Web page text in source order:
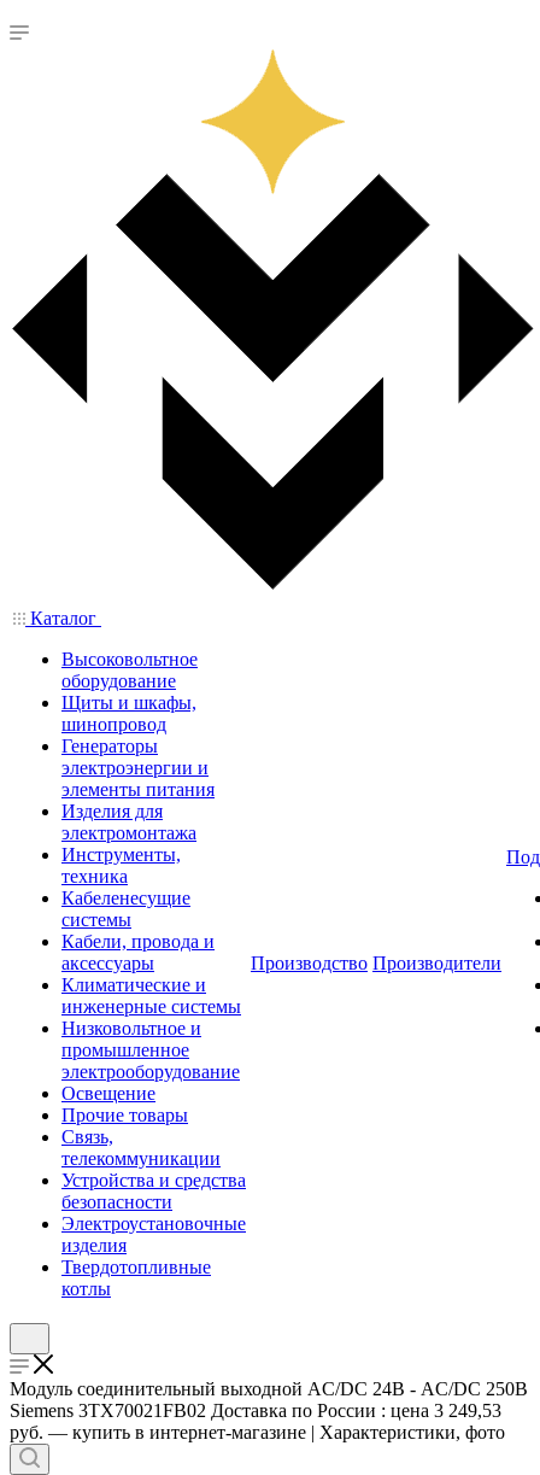
Каталог
Высоковольтное
оборудование
Щиты и шкафы,
шинопровод
Генераторы
электроэнергии и
элементы питания
Изделия для
электромонтажа
Инструменты,
техника
Кабеленесущие
системы
Кабели, провода и
аксессуары
Климатические и
инженерные системы
Низковольтное и
промышленное
электрооборудование
Освещение
Прочие товары
Связь,
телекоммуникации
Устройства и средства
безопасности
Электроустановочные
изделия
Твердотопливные
котлы
Производство Производители
Модуль соединительный выходной AC/DC 24В - AC/DC 250В
Siemens 3TX70021FB02 Доставка по России : цена 3 249,53
руб. — купить в интернет-магазине | Характеристики, фото